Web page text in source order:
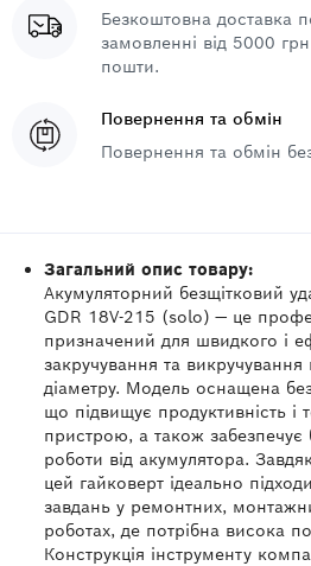
Безкоштовна доставка
замовленні від 5000
пошти.
Повернення та обмін
Повернення та обмін
Загальний опис товару:
Акумуляторний безщітковий
GDR 18V-215 (solo) — це
призначений для швидкого і
закручування та викручування
діаметру. Модель оснащена
що підвищує продуктивність і
пристрою, а також забезпечує
роботи від акумулятора.
цей гайковерт ідеально
завдань у ремонтних,
роботах, де потрібна висока
Конструкція інструменту